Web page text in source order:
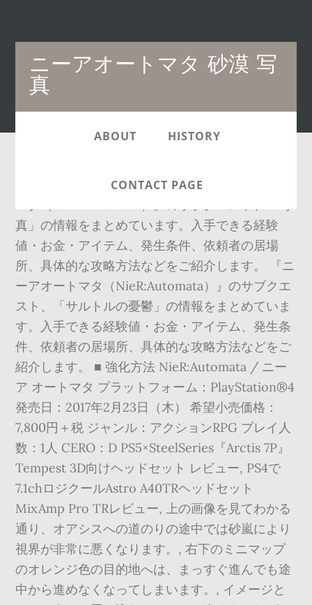
ニーアオートマタ 砂漠 写
真
Main
navigation
ABOUT HISTORY
CONTACT PAGE
■ 釣りについて ■ ストーリー考察 『ニーアオート
真」の情報をまとめています。入手できる経験
値・お金・アイテム、発生条件、依頼者の居場
所、具体的な攻略方法などをご紹介します。 『ニ
ーアオートマタ（NieR:Automata）』のサブクエ
スト、「サルトルの憂鬱」の情報をまとめていま
す。入手できる経験値・お金・アイテム、発生条
件、依頼者の居場所、具体的な攻略方法などをご
紹介します。 ■ 強化方法 NieR:Automata / ニー
ア オートマタ プラットフォーム：PlayStation®4
発売日：2017年2月23日（木） 希望小売価格：
7,800円＋税 ジャンル：アクションRPG プレイ人
数：1人 CERO：D PS5×SteelSeries『Arctis 7P』
Tempest 3D向けヘッドセット レビュー, PS4で
7.1chロジクールAstro A40TRヘッドセット
MixAmp Pro TRレビュー, 上の画像を見てわかる
通り、オアシスへの道のりの途中では砂嵐により
視界が非常に悪くなります。, 右下のミニマップ
のオレンジ色の目的地へは、まっすぐ進んでも途
中から進めなくなってしまいます。, イメージと